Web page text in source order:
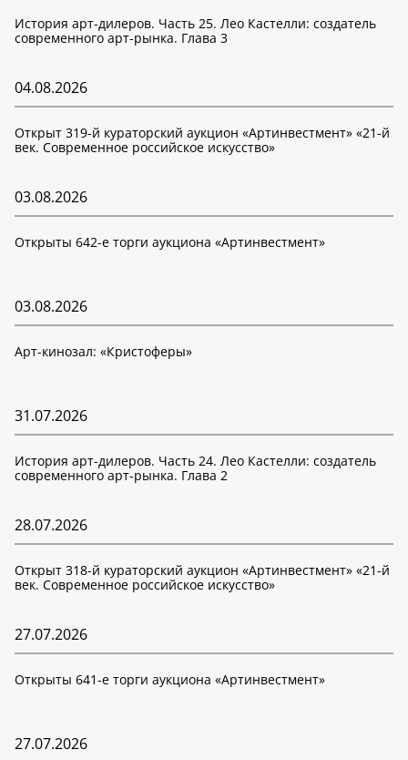
История арт-дилеров. Часть 25. Лео Кастелли: создатель
современного арт-рынка. Глава 3
04.08.2026
Открыт 319-й кураторский аукцион «Артинвестмент» «21-й
век. Современное российское искусство»
03.08.2026
Открыты 642-е торги аукциона «Артинвестмент»
03.08.2026
Арт-кинозал: «Кристоферы»
31.07.2026
История арт-дилеров. Часть 24. Лео Кастелли: создатель
современного арт-рынка. Глава 2
28.07.2026
Открыт 318-й кураторский аукцион «Артинвестмент» «21-й
век. Современное российское искусство»
27.07.2026
Открыты 641-е торги аукциона «Артинвестмент»
27.07.2026